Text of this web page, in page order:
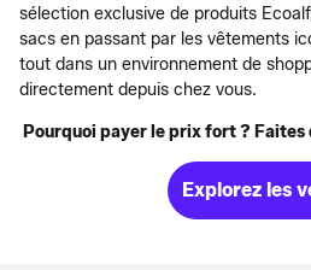
sélection exclusive de produits
sacs en passant par les vêtements
tout dans un environnement de
directement depuis chez vous.
Pourquoi payer le prix fort ? Faites
Explorez les